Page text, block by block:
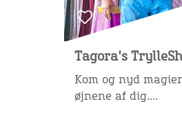
Tagora's
Kom og nyd
øjnene af dig....